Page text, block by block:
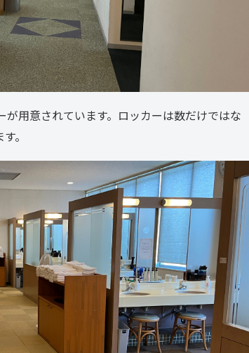
用意されています。ロッカーは数だけではな
。